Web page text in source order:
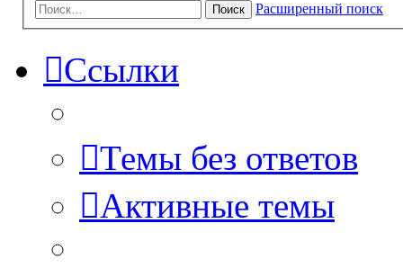
Поиск Расширенный поиск
Ссылки
Темы без ответов
Активные темы